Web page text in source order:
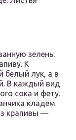
зелень:
К
белый лук, а в
В каждый вид
сока и фету.
кладем
крапивы —